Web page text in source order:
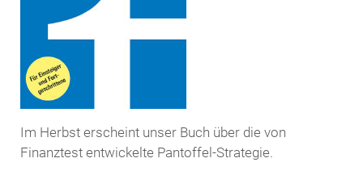
Im Herbst erscheint unser Buch über die von
Finanztest entwickelte Pantoffel-Strategie.